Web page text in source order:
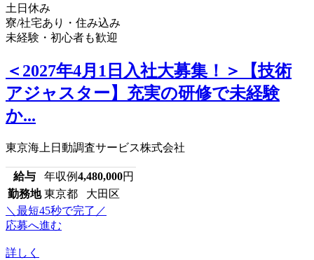
土日休み
寮/社宅あり・住み込み
未経験・初心者も歓迎
＜2027年4月1日入社大募集！＞【技術
アジャスター】充実の研修で未経験
か...
東京海上日動調査サービス株式会社
給与 年収例4,480,000円
勤務地 東京都 大田区
＼最短45秒で完了／
応募へ進む
詳しく